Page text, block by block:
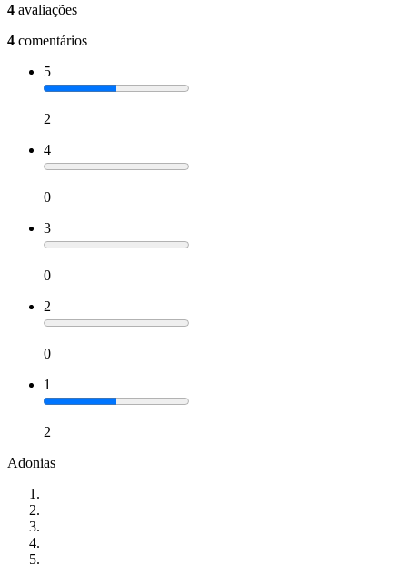
4 avaliações
4 comentários
5
2
4
0
3
0
2
0
1
2
Adonias